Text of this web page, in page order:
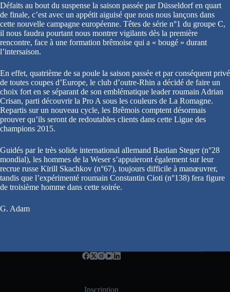
Défaits au bout du suspense la saison passée par Düsseldorf en quart
de finale, c’est avec un appétit aiguisé que nous nous lançons dans
cette nouvelle campagne européenne. Têtes de série n°1 du groupe C,
il nous faudra pourtant nous montrer vigilants dès la première
rencontre, face à une formation brêmoise qui a « bougé » durant
l’intersaison.
En effet, quatrième de sa poule la saison passée et par conséquent privé
de toutes coupes d’Europe, le club d’outre-Rhin a décidé de faire un
choix fort en se séparant de son emblématique leader roumain Adrian
Crisan, parti découvrir la Pro A sous les couleurs de La Romagne.
Repartis sur un nouveau cycle, les Brêmois comptent désormais
prouver qu’ils seront de redoutables clients dans cette Ligue des
champions 2015.
Guidés par le très solide international allemand Bastian Steger (n°28
mondial), les hommes de la Weser s’appuieront également sur leur
recrue russe Kïrill Skachkov (n°67), toujours difficile à manœuvrer,
tandis que l’expérimenté roumain Constantin Cioti (n°138) fera figure
de troisième homme dans cette soirée.
G. Adam
Inscription